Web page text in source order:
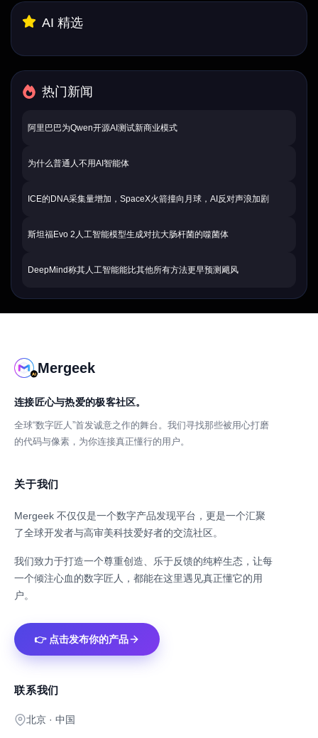
AI 精选
热门新闻
阿里巴巴为Qwen开源AI测试新商业模式
为什么普通人不用AI智能体
ICE的DNA采集量增加，SpaceX火箭撞向月球，AI反对声浪加剧
斯坦福Evo 2人工智能模型生成对抗大肠杆菌的噬菌体
DeepMind称其人工智能能比其他所有方法更早预测飓风
Mergeek
连接匠心与热爱的极客社区。
全球“数字匠人”首发诚意之作的舞台。我们寻找那些被用心打磨
的代码与像素，为你连接真正懂行的用户。
关于我们
Mergeek 不仅仅是一个数字产品发现平台，更是一个汇聚
了全球开发者与高审美科技爱好者的交流社区。
我们致力于打造一个尊重创造、乐于反馈的纯粹生态，让每
一个倾注心血的数字匠人，都能在这里遇见真正懂它的用
户。
👉 点击发布你的产品
联系我们
北京 · 中国